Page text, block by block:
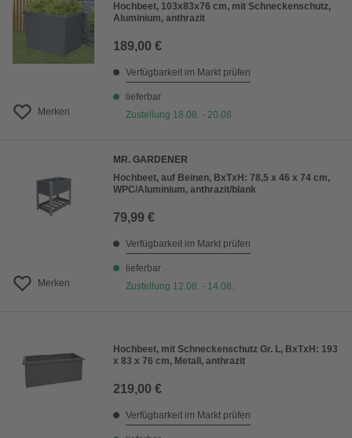
Merken
Hochbeet, 103x83x76 cm, mit Schneckenschutz,
Aluminium, anthrazit
189,00 €
Verfügbarkeit im Markt prüfen
lieferbar
Zustellung 18.08. - 20.08.
Merken
MR. GARDENER
Hochbeet, auf Beinen, BxTxH: 78,5 x 46 x 74 cm,
WPC/Aluminium, anthrazit/blank
79,99 €
Verfügbarkeit im Markt prüfen
lieferbar
Zustellung 12.08. - 14.08.
Hochbeet, mit Schneckenschutz Gr. L, BxTxH: 193
x 83 x 76 cm, Metall, anthrazit
219,00 €
Verfügbarkeit im Markt prüfen